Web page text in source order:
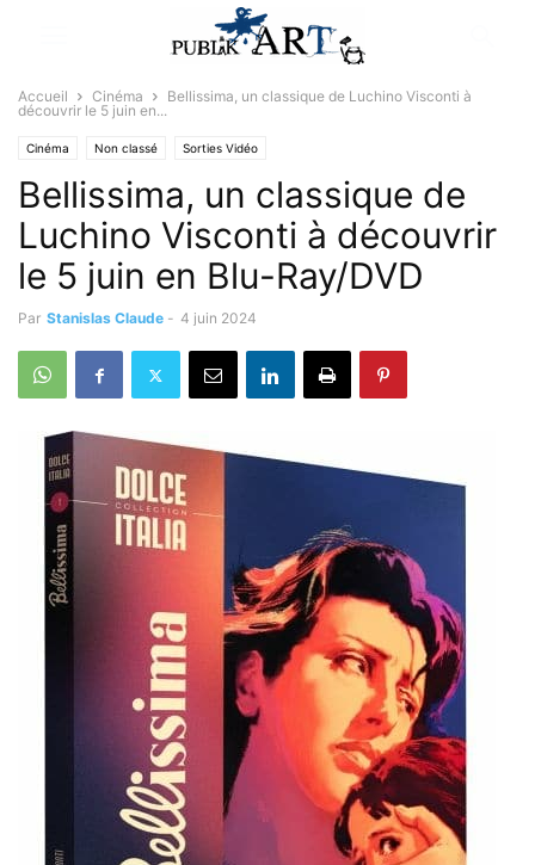
Accueil Cinéma
Bellissima, un classique de Luchino Visconti à
découvrir le 5 juin en...
Cinéma Non classé Sorties Vidéo
Bellissima, un classique de
Luchino Visconti à découvrir
le 5 juin en Blu-Ray/DVD
Par Stanislas Claude - 4 juin 2024